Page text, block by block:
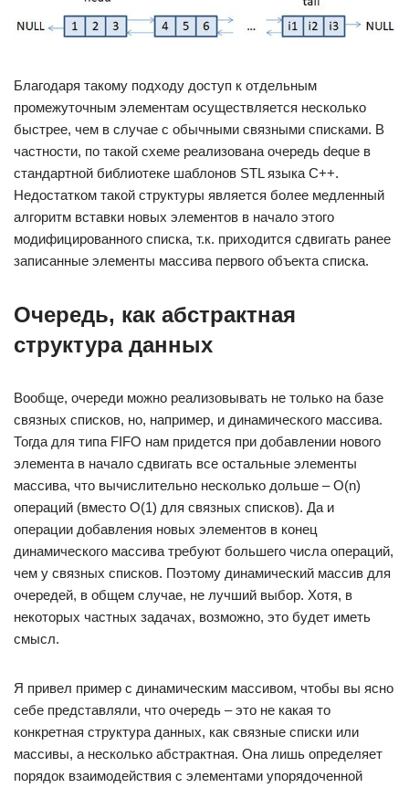
Благодаря такому подходу доступ к отдельным
промежуточным элементам осуществляется несколько
быстрее, чем в случае с обычными связными списками. В
частности, по такой схеме реализована очередь deque в
стандартной библиотеке шаблонов STL языка C++.
Недостатком такой структуры является более медленный
алгоритм вставки новых элементов в начало этого
модифицированного списка, т.к. приходится сдвигать ранее
записанные элементы массива первого объекта списка.
Очередь, как абстрактная
структура данных
Вообще, очереди можно реализовывать не только на базе
связных списков, но, например, и динамического массива.
Тогда для типа FIFO нам придется при добавлении нового
элемента в начало сдвигать все остальные элементы
массива, что вычислительно несколько дольше – O(n)
операций (вместо O(1) для связных списков). Да и
операции добавления новых элементов в конец
динамического массива требуют большего числа операций,
чем у связных списков. Поэтому динамический массив для
очередей, в общем случае, не лучший выбор. Хотя, в
некоторых частных задачах, возможно, это будет иметь
смысл.
Я привел пример с динамическим массивом, чтобы вы ясно
себе представляли, что очередь – это не какая то
конкретная структура данных, как связные списки или
массивы, а несколько абстрактная. Она лишь определяет
порядок взаимодействия с элементами упорядоченной